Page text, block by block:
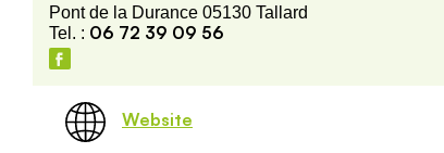
Pont de la Durance 05130 Tallard
Tel. : 06 72 39 09 56
Website